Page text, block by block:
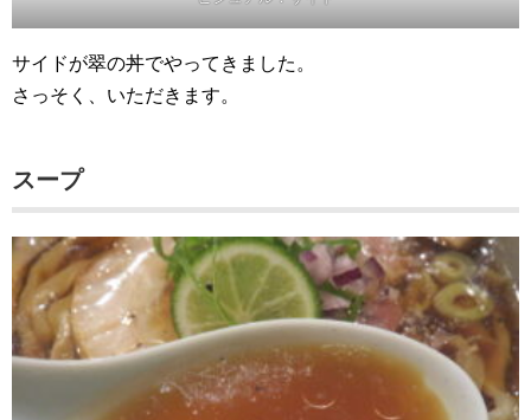
サイドが翠の丼でやってきました。
さっそく、いただきます。
スープ